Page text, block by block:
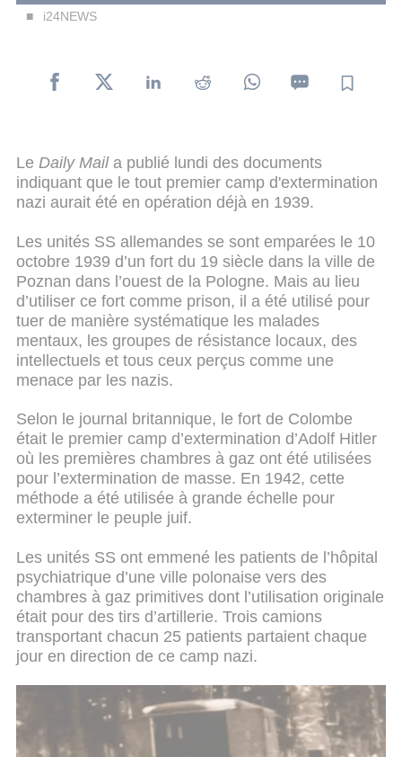
i24NEWS
Le Daily Mail a publié lundi des documents
indiquant que le tout premier camp d'extermination
nazi aurait été en opération déjà en 1939.
Les unités SS allemandes se sont emparées le 10
octobre 1939 d’un fort du 19 siècle dans la ville de
Poznan dans l’ouest de la Pologne. Mais au lieu
d’utiliser ce fort comme prison, il a été utilisé pour
tuer de manière systématique les malades
mentaux, les groupes de résistance locaux, des
intellectuels et tous ceux perçus comme une
menace par les nazis.
Selon le journal britannique, le fort de Colombe
était le premier camp d’extermination d’Adolf Hitler
où les premières chambres à gaz ont été utilisées
pour l’extermination de masse. En 1942, cette
méthode a été utilisée à grande échelle pour
exterminer le peuple juif.
Les unités SS ont emmené les patients de l’hôpital
psychiatrique d’une ville polonaise vers des
chambres à gaz primitives dont l’utilisation originale
était pour des tirs d’artillerie. Trois camions
transportant chacun 25 patients partaient chaque
jour en direction de ce camp nazi.